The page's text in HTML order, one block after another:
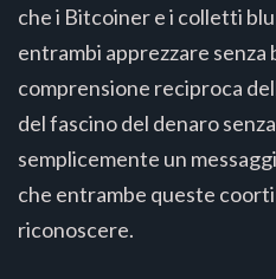
che i Bitcoiner e i colletti
entrambi apprezzare senza
comprensione reciproca
del fascino del denaro
semplicemente un
che entrambe queste
riconoscere.